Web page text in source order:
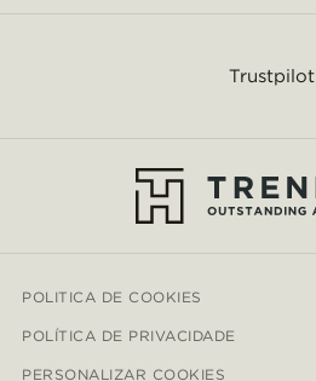
Trustpilot
POLITICA DE COOKIES
POLÍTICA DE PRIVACIDADE
PERSONALIZAR COOKIES